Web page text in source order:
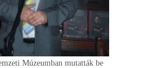
Múzeumban mutatták be